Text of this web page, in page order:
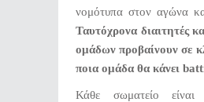
νομότυπα στον αγώνα
Ταυτόχρονα διαιτητές
ομάδων προβαίνουν σε
ποια ομάδα θα κάνει
Κάθε σωματείο